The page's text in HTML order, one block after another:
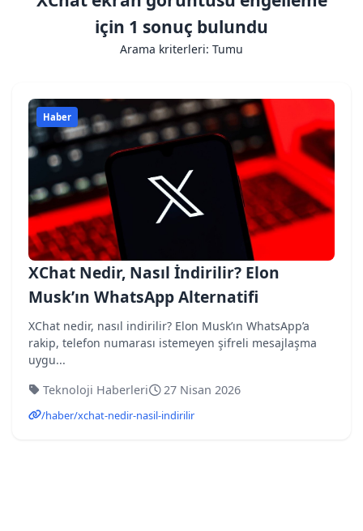
için 1 sonuç bulundu
Arama kriterleri: Tumu
Haber
XChat Nedir, Nasıl İndirilir? Elon
Musk’ın WhatsApp Alternatifi
XChat nedir, nasıl indirilir? Elon Musk’ın WhatsApp’a
rakip, telefon numarası istemeyen şifreli mesajlaşma
uygu...
Teknoloji Haberleri
27 Nisan 2026
/haber/xchat-nedir-nasil-indirilir